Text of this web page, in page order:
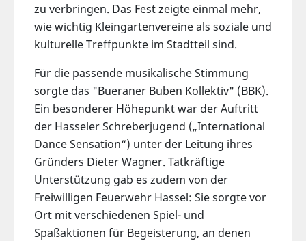
zu verbringen. Das Fest zeigte einmal mehr,
wie wichtig Kleingartenvereine als soziale und
kulturelle Treffpunkte im Stadtteil sind.
Für die passende musikalische Stimmung
sorgte das "Bueraner Buben Kollektiv" (BBK).
Ein besonderer Höhepunkt war der Auftritt
der Hasseler Schreberjugend („International
Dance Sensation“) unter der Leitung ihres
Gründers Dieter Wagner. Tatkräftige
Unterstützung gab es zudem von der
Freiwilligen Feuerwehr Hassel: Sie sorgte vor
Ort mit verschiedenen Spiel- und
Spaßaktionen für Begeisterung, an denen